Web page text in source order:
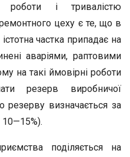
і тривалістю
цеху є те, що в
частка припадає на
аваріями, раптовими
на такі ймовірні роботи
резерв виробничої
резерву визначається за
10—15%).
поділяється на